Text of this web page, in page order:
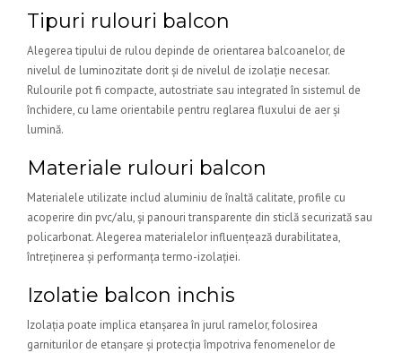
Tipuri rulouri balcon
Alegerea tipului de rulou depinde de orientarea balcoanelor, de
nivelul de luminozitate dorit și de nivelul de izolație necesar.
Rulourile pot fi compacte, autostriate sau integrated în sistemul de
închidere, cu lame orientabile pentru reglarea fluxului de aer și
lumină.
Materiale rulouri balcon
Materialele utilizate includ aluminiu de înaltă calitate, profile cu
acoperire din pvc/alu, și panouri transparente din sticlă securizată sau
policarbonat. Alegerea materialelor influențează durabilitatea,
întreținerea și performanța termo-izolației.
Izolatie balcon inchis
Izolația poate implica etanșarea în jurul ramelor, folosirea
garniturilor de etanșare și protecția împotriva fenomenelor de